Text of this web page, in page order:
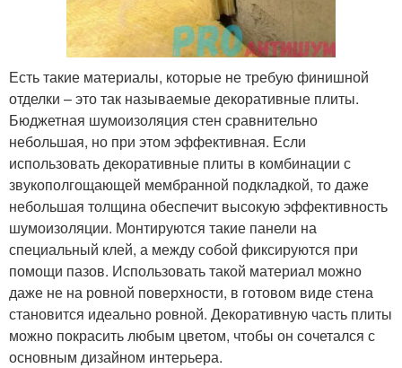
Есть такие материалы, которые не требую финишной
отделки – это так называемые декоративные плиты.
Бюджетная шумоизоляция стен сравнительно
небольшая, но при этом эффективная. Если
использовать декоративные плиты в комбинации с
звукополгощающей мембранной подкладкой, то даже
небольшая толщина обеспечит высокую эффективность
шумоизоляции. Монтируются такие панели на
специальный клей, а между собой фиксируются при
помощи пазов. Использовать такой материал можно
даже не на ровной поверхности, в готовом виде стена
становится идеально ровной. Декоративную часть плиты
можно покрасить любым цветом, чтобы он сочетался с
основным дизайном интерьера.